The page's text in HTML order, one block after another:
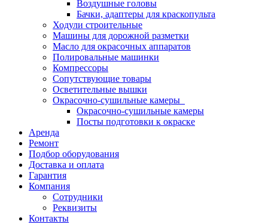
Воздушные головы
Бачки, адаптеры для краскопульта
Ходули строительные
Машины для дорожной разметки
Масло для окрасочных аппаратов
Полировальные машинки
Компрессоры
Сопутствующие товары
Осветительные вышки
Окрасочно-сушильные камеры
Окрасочно-сушильные камеры
Посты подготовки к окраске
Аренда
Ремонт
Подбор оборудования
Доставка и оплата
Гарантия
Компания
Сотрудники
Реквизиты
Контакты